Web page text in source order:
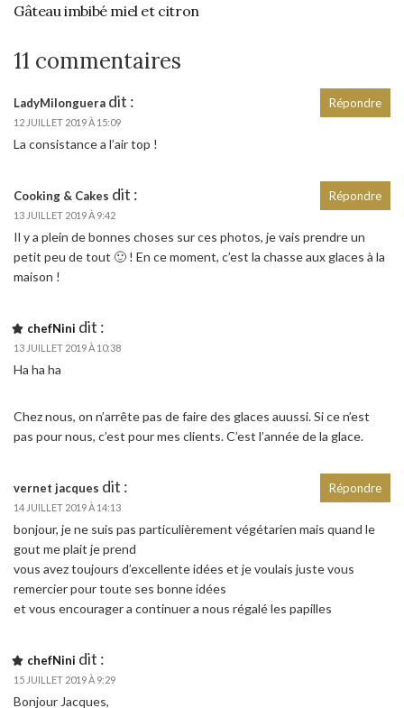
Gâteau imbibé miel et citron
11 commentaires
LadyMilonguera dit :
12 JUILLET 2019 À 15:09
La consistance a l’air top !
Répondre
Cooking & Cakes dit :
13 JUILLET 2019 À 9:42
Il y a plein de bonnes choses sur ces photos, je vais prendre un
petit peu de tout 🙂 ! En ce moment, c’est la chasse aux glaces à la
maison !
Répondre
chefNini dit :
13 JUILLET 2019 À 10:38
Ha ha ha
Chez nous, on n’arrête pas de faire des glaces auussi. Si ce n’est
pas pour nous, c’est pour mes clients. C’est l’année de la glace.
vernet jacques dit :
14 JUILLET 2019 À 14:13
bonjour, je ne suis pas particulièrement végétarien mais quand le
gout me plait je prend
vous avez toujours d’excellente idées et je voulais juste vous
remercier pour toute ses bonne idées
et vous encourager a continuer a nous régalé les papilles
Répondre
chefNini dit :
15 JUILLET 2019 À 9:29
Bonjour Jacques,